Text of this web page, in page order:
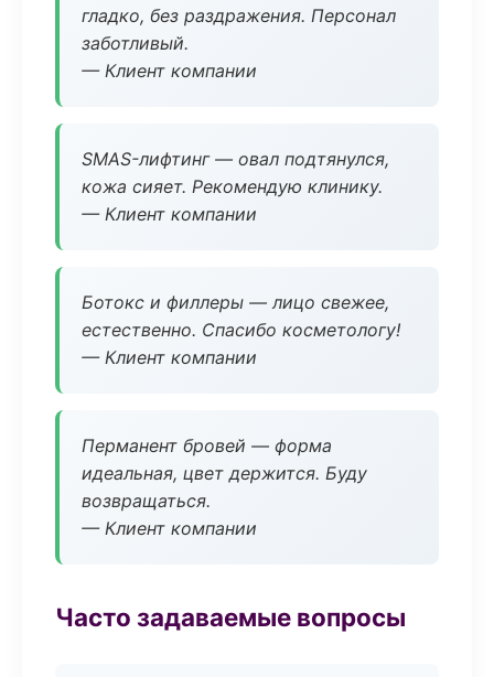
гладко, без раздражения. Персонал
заботливый.
— Клиент компании
SMAS-лифтинг — овал подтянулся,
кожа сияет. Рекомендую клинику.
— Клиент компании
Ботокс и филлеры — лицо свежее,
естественно. Спасибо косметологу!
— Клиент компании
Перманент бровей — форма
идеальная, цвет держится. Буду
возвращаться.
— Клиент компании
Часто задаваемые вопросы